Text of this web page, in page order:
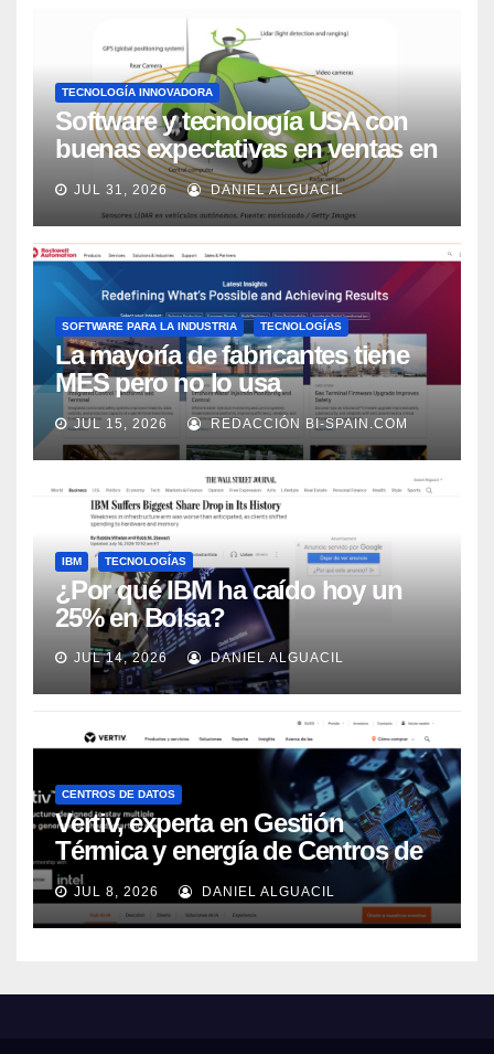
TECNOLOGÍA INNOVADORA
Software y tecnología USA con
buenas expectativas en ventas en
los próximos 2 años, según
Market Watch
JUL 31, 2026 DANIEL ALGUACIL
SOFTWARE PARA LA INDUSTRIA TECNOLOGÍAS
La mayoría de fabricantes tiene
MES pero no lo usa
adecuadamente, según Rockwell
Automation
JUL 15, 2026 REDACCIÓN BI-SPAIN.COM
IBM TECNOLOGÍAS
¿Por qué IBM ha caído hoy un
25% en Bolsa?
JUL 14, 2026 DANIEL ALGUACIL
CENTROS DE DATOS
Vertiv, experta en Gestión
Térmica y energía de Centros de
Datos, sigue su crecimiento
imparable
JUL 8, 2026 DANIEL ALGUACIL